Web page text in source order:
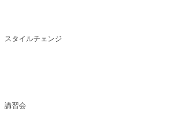
スタイルチェンジ
講習会